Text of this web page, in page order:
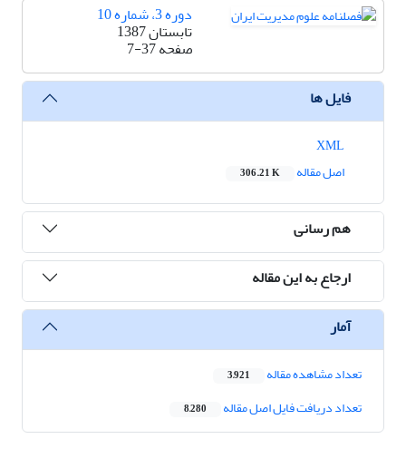
دوره 3، شماره 10
تابستان 1387
صفحه7-37
فایل ها
اصل مقاله
306.21 K
هم رسانی
ارجاع به این مقاله
آمار
تعداد مشاهده مقاله 3,921
تعداد دریافت فایل اصل مقاله 8,280